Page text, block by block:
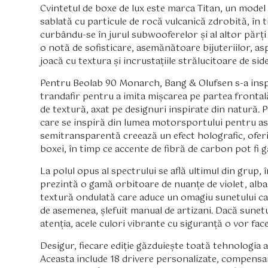
Cvintetul de boxe de lux este marca Titan, un
sablată cu particule de rocă vulcanică zdrobită,
curbându-se în jurul subwooferelor și al altor
o notă de sofisticare, asemănătoare bijuteriilor,
joacă cu textura și incrustațiile strălucitoare de
Pentru Beolab 90 Monarch, Bang & Olufsen s-a
trandafir pentru a imita mișcarea pe partea
de textură, axat pe designuri inspirate din natură.
care se inspiră din lumea motorsportului pentru
semitransparentă creează un efect holografic,
boxei, în timp ce accente de fibră de carbon pot fi
La polul opus al spectrului se află ultimul din
prezintă o gamă orbitoare de nuanțe de violet,
textură ondulată care aduce un omagiu sunetului
de asemenea, șlefuit manual de artizani. Dacă
atenția, acele culori vibrante cu siguranță o vor
Desigur, fiecare ediție găzduiește toată tehnologia
Aceasta include 18 drivere personalizate,